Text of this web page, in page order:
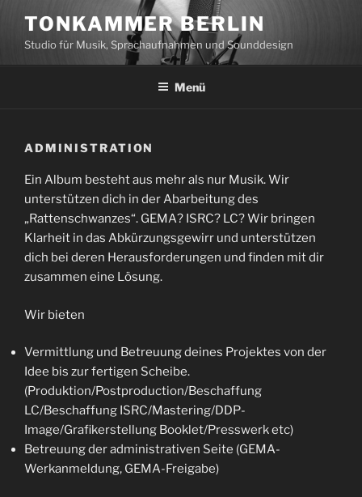
Inhalt
springen
TONKAMMER BERLIN
Studio für Musik, Sprachaufnahmen und Sounddesign
Menü
ADMINISTRATION
Ein Album besteht aus mehr als nur Musik. Wir
unterstützen dich in der Abarbeitung des
„Rattenschwanzes“. GEMA? ISRC? LC? Wir bringen
Klarheit in das Abkürzungsgewirr und unterstützen
dich bei deren Herausforderungen und finden mit dir
zusammen eine Lösung.
Wir bieten
Vermittlung und Betreuung deines Projektes von der
Idee bis zur fertigen Scheibe.
(Produktion/Postproduction/Beschaffung
LC/Beschaffung ISRC/Mastering/DDP-
Image/Grafikerstellung Booklet/Presswerk etc)
Betreuung der administrativen Seite (GEMA-
Werkanmeldung, GEMA-Freigabe)